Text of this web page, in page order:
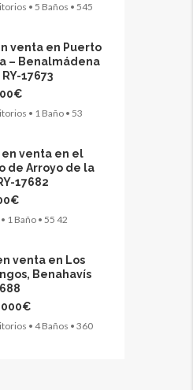
• 5 Baños • 545
venta en Puerto
– Benalmádena
17673
• 1 Baño • 53
en venta en el
de Arroyo de la
17682
1 Baño • 55 42
venta en Los
Benahavís
• 4 Baños • 360